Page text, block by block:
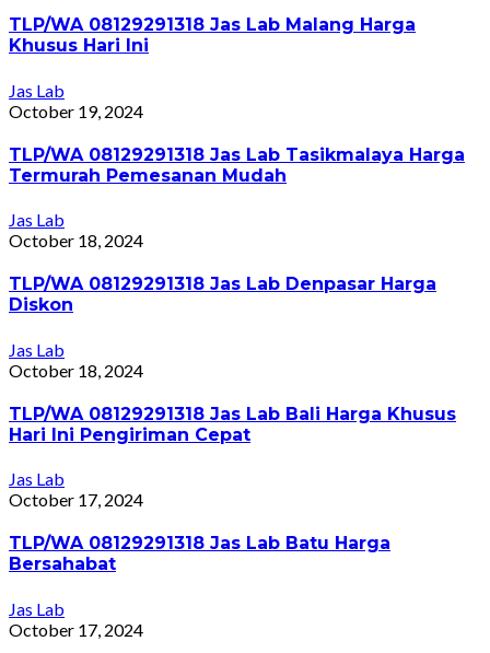
TLP/WA 08129291318 Jas Lab Malang Harga
Khusus Hari Ini
Jas Lab
October 19, 2024
TLP/WA 08129291318 Jas Lab Tasikmalaya Harga
Termurah Pemesanan Mudah
Jas Lab
October 18, 2024
TLP/WA 08129291318 Jas Lab Denpasar Harga
Diskon
Jas Lab
October 18, 2024
TLP/WA 08129291318 Jas Lab Bali Harga Khusus
Hari Ini Pengiriman Cepat
Jas Lab
October 17, 2024
TLP/WA 08129291318 Jas Lab Batu Harga
Bersahabat
Jas Lab
October 17, 2024